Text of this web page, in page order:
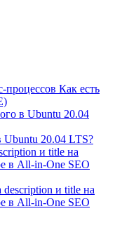
процессов Как есть
в Ubuntu 20.04
Ubuntu 20.04 LTS?
и title на
в All-in-One SEO
description и title на
в All-in-One SEO